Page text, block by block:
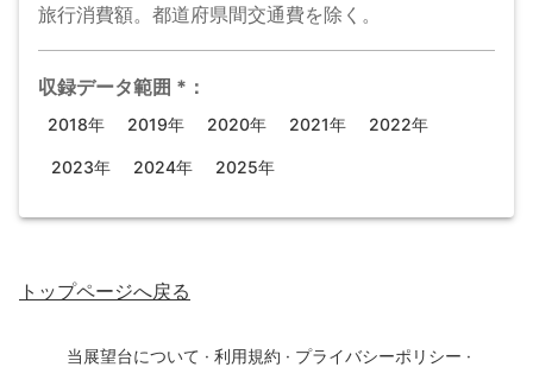
旅行消費額。都道府県間交通費を除く。
収録データ範囲 * ：
2018年 2019年 2020年 2021年 2022年
2023年 2024年 2025年
トップページへ戻る
当展望台について · 利用規約 · プライバシーポリシー ·